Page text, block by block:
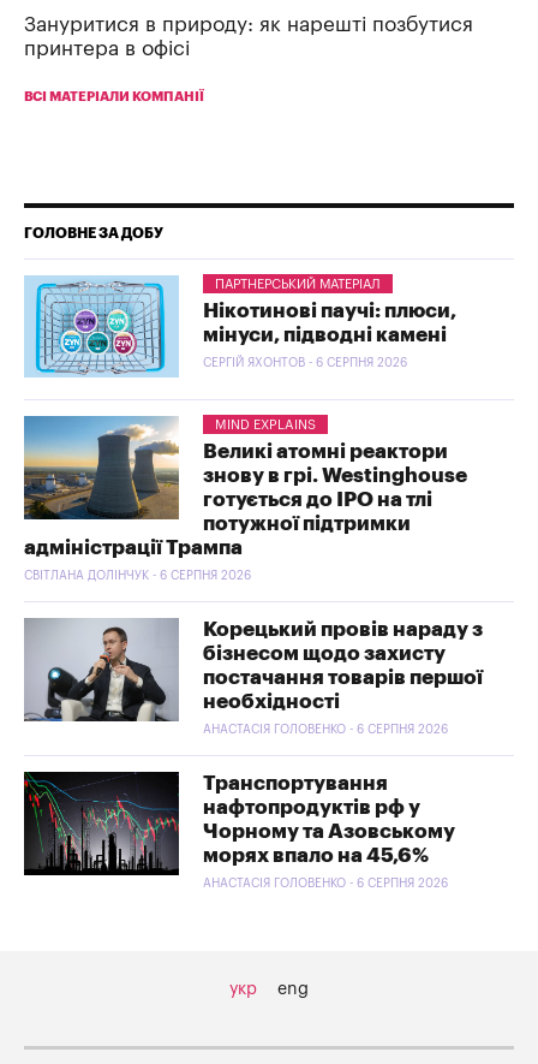
Зануритися в природу: як нарешті позбутися
принтера в офісі
ВСІ МАТЕРІАЛИ КОМПАНІЇ
ГОЛОВНЕ ЗА ДОБУ
ПАРТНЕРСЬКИЙ МАТЕРІАЛ
Нікотинові паучі: плюси,
мінуси, підводні камені
СЕРГІЙ ЯХОНТОВ - 6 СЕРПНЯ 2026
MIND EXPLAINS
Великі атомні реактори
знову в грі. Westinghouse
готується до IPO на тлі
потужної підтримки
адміністрації Трампа
СВІТЛАНА ДОЛІНЧУК - 6 СЕРПНЯ 2026
Корецький провів нараду з
бізнесом щодо захисту
постачання товарів першої
необхідності
АНАСТАСІЯ ГОЛОВЕНКО - 6 СЕРПНЯ 2026
Транспортування
нафтопродуктів рф у
Чорному та Азовському
морях впало на 45,6%
АНАСТАСІЯ ГОЛОВЕНКО - 6 СЕРПНЯ 2026
укр eng